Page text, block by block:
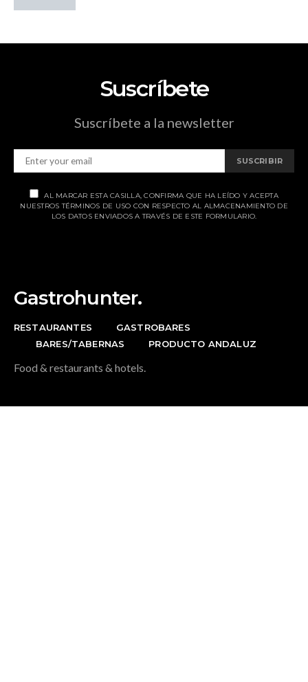
Suscríbete
Suscríbete a la newsletter
SUSCRIBIR
AL MARCAR ESTA CASILLA, CONFIRMA QUE HA LEÍDO Y ACEPTA
NUESTROS TÉRMINOS DE USO CON RESPECTO AL ALMACENAMIENTO DE
LOS DATOS ENVIADOS A TRAVÉS DE ESTE FORMULARIO.
Gastrohunter.
RESTAURANTES
GASTROBARES
BARES/TABERNAS
PRODUCTO ANDALUZ
Food & restaurants & hotels.